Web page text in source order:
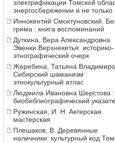
электрификации Томской
энергосбережении и не только
Иннокентий Смоктуновский.
грима : книга воспоминаний
Дуткина, Вера Александровна.
Эвенки Верхнекетья: историко-
этнографический очерк
Жеребина, Татьяна
Сибирский шаманизм :
этнокультурный атлас
Людмила Ивановна Шерстова :
биобиблиографический
Ружинская, И. Н. Актерская
мастерская
Плешаков, В. Деревянные
наличники: культурный код